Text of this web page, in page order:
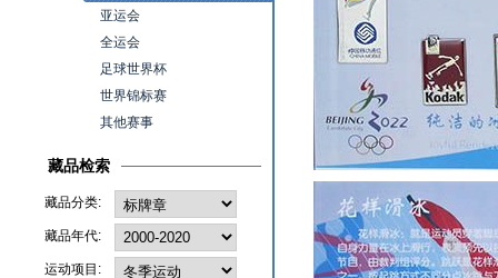
亚运会
全运会
足球世界杯
世界锦标赛
其他赛事
藏品检索
藏品分类:
藏品年代:
运动项目: